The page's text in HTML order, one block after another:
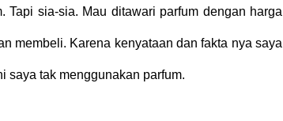
Tapi sia-sia. Mau ditawari parfum dengan harga
membeli. Karena kenyataan dan fakta nya saya
saya tak menggunakan parfum.